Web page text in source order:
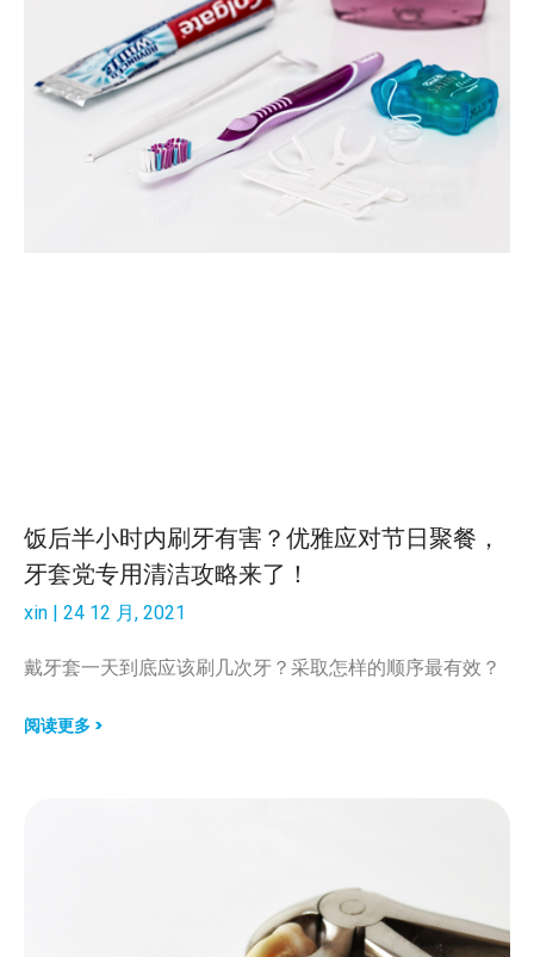
饭后半小时内刷牙有害？优雅应对节日聚餐，
牙套党专用清洁攻略来了！
xin 24 12 月, 2021
戴牙套一天到底应该刷几次牙？采取怎样的顺序最有效？
阅读更多 >